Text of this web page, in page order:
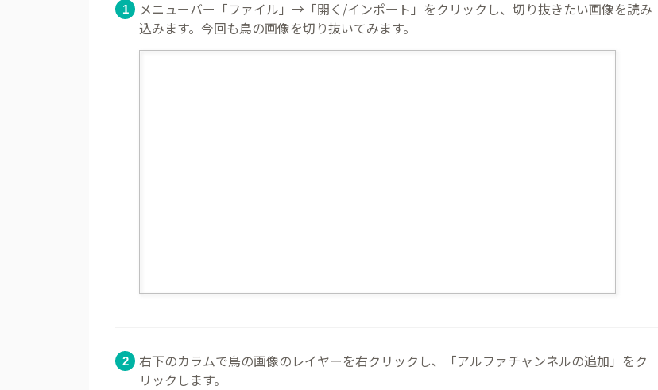
メニューバー「ファイル」→「開く/インポート」をクリックし、切り抜きたい画像を読み
込みます。今回も鳥の画像を切り抜いてみます。
右下のカラムで鳥の画像のレイヤーを右クリックし、「アルファチャンネルの追加」をク
リックします。